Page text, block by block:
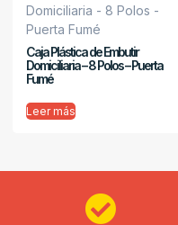
Caja Plástica de Embutir
Domiciliaria – 8 Polos – Puerta
Fumé
Leer más